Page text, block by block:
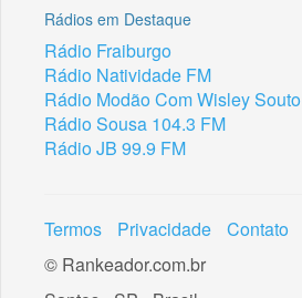
Rádios em Destaque
Rádio Fraiburgo
Rádio Natividade FM
Rádio Modão Com Wisley Souto
Rádio Sousa 104.3 FM
Rádio JB 99.9 FM
Termos Privacidade
Contato
© Rankeador.com.br